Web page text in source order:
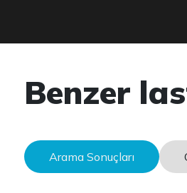
Benzer
Arama Sonuçları